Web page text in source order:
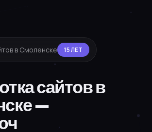
в Смоленске 15 ЛЕТ
сайтов в
—